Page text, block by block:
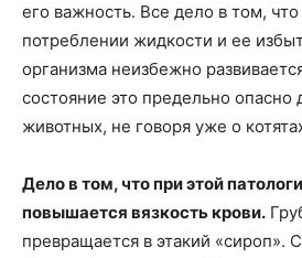
его важность. Все дело в том,
потреблении жидкости и ее
организма неизбежно
состояние это предельно опасно
животных, не говоря уже о
Дело в том, что при этой
повышается вязкость крови.
превращается в этакий «сироп».